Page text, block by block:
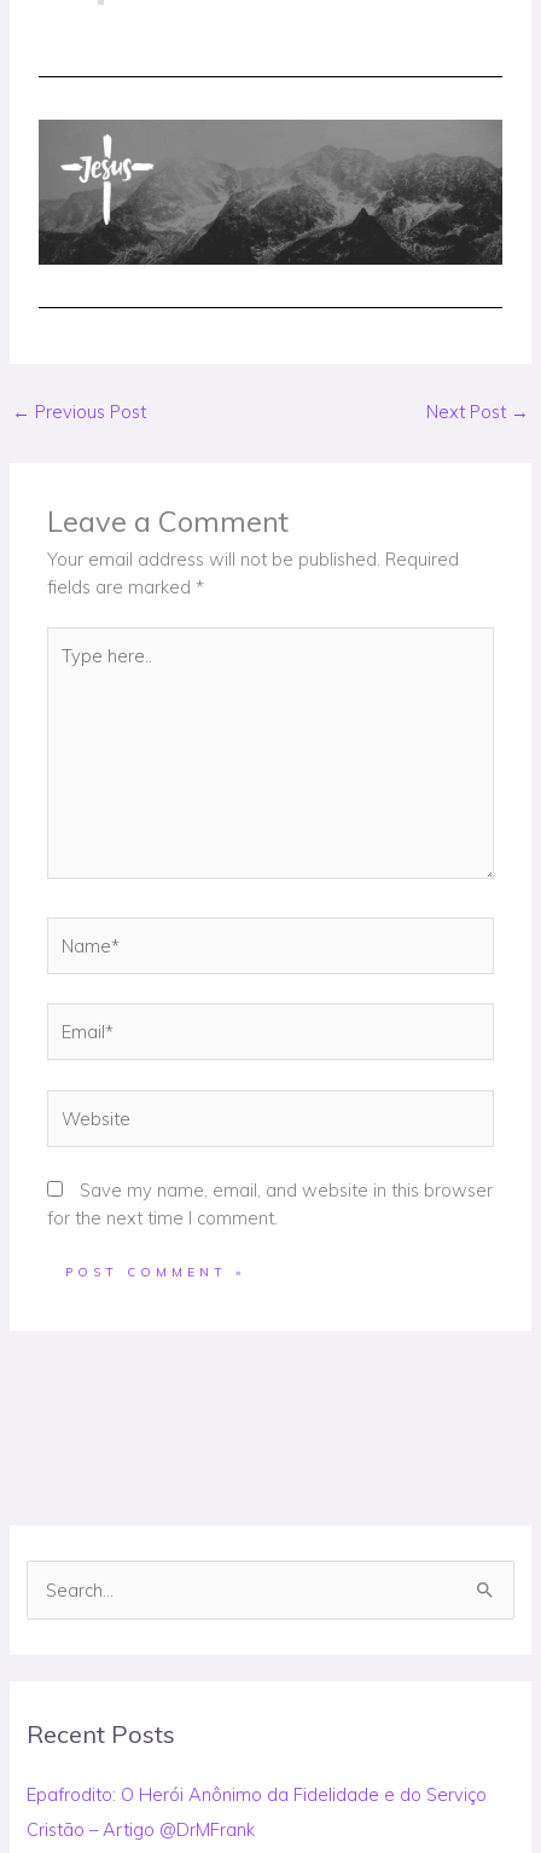
c
f
o
Recent Posts
Epafrodito: O Herói Anônimo da Fidelidade e do Serviço
Cristão – Artigo @DrMFrank
← Previous Post Next Post →
Leave a Comment
Your email address will not be published. Required
fields are marked *
here..
Save my name, email, and website in this browser
for the next time I comment.